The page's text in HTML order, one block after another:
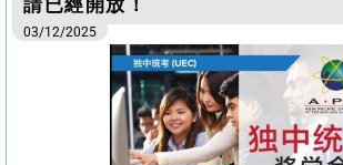
請已經開放！
03/12/2025